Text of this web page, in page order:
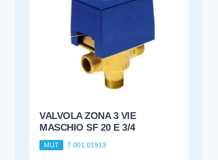
VALVOLA ZONA 3 VIE
MASCHIO SF 20 E 3/4
MUT 7.001.01913